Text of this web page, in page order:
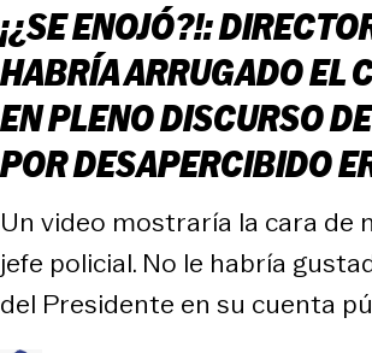
¡¿SE ENOJÓ?!:
HABRÍA ARRUGADO EL
EN PLENO DISCURSO
POR DESAPERCIBIDO
Un video mostraría la cara de
jefe policial. No le habría
del Presidente en su cuenta